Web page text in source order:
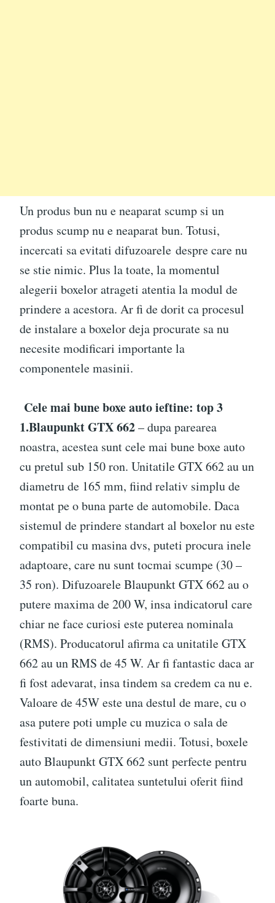
Un produs bun nu e neaparat scump si un
produs scump nu e neaparat bun. Totusi,
incercati sa evitati difuzoarele despre care nu
se stie nimic. Plus la toate, la momentul
alegerii boxelor atrageti atentia la modul de
prindere a acestora. Ar fi de dorit ca procesul
de instalare a boxelor deja procurate sa nu
necesite modificari importante la
componentele masinii.
Cele mai bune boxe auto ieftine: top 3
1.Blaupunkt GTX 662– dupa parearea
noastra, acestea sunt cele mai bune boxe auto
cu pretul sub 150 ron. Unitatile GTX 662 au un
diametru de 165 mm, fiind relativ simplu de
montat pe o buna parte de automobile. Daca
sistemul de prindere standart al boxelor nu este
compatibil cu masina dvs, puteti procura inele
adaptoare, care nu sunt tocmai scumpe (30 –
35 ron). Difuzoarele Blaupunkt GTX 662 au o
putere maxima de 200 W, insa indicatorul care
chiar ne face curiosi este puterea nominala
(RMS). Producatorul afirma ca unitatile GTX
662 au un RMS de 45 W. Ar fi fantastic daca ar
fi fost adevarat, insa tindem sa credem ca nu e.
Valoare de 45W este una destul de mare, cu o
asa putere poti umple cu muzica o sala de
festivitati de dimensiuni medii. Totusi, boxele
auto Blaupunkt GTX 662 sunt perfecte pentru
un automobil, calitatea suntetului oferit fiind
foarte buna.